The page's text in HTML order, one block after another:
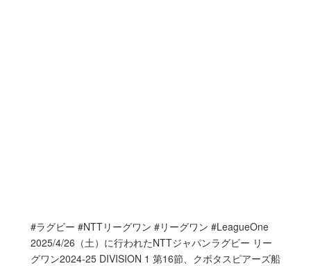
#ラグビー #NTTリーグワン #リーグワン #LeagueOne
2025/4/26（土）に行われたNTTジャパンラグビー リー
グワン2024-25 DIVISION 1 第16節、クボタスピアーズ船